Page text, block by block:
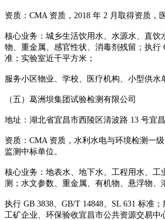
资质：CMA 资质，2018 年 2 月取得资质，
核心业务：城乡生活饮用水、水源水、直饮
物、重金属、感官性状、消毒剂残留；执行
准；实验室近千平方米；
服务小区物业、学校、医疗机构、小型供水
（五）葛洲坝集团试验检测有限公司
地址：湖北省宜昌市西陵区清波路 13 号宜
资质：CMA 资质，水利水电与环境检测一
监测中标单位。
核心业务：地表水、地下水、工程用水、工
测；水文参数、重金属、有机物、悬浮物、
执行 GB 3838、GB/T 14848、SL 631 标准
工矿企业、环保验收宜昌市公共资源交易中